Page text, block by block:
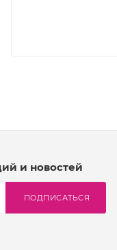
и новостей
ПОДПИСАТЬСЯ